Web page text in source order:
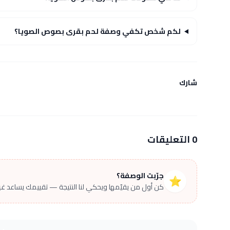
لكم شخص تكفي وصفة لحم بقرى بصوص الصويا؟
شارك
0 التعليقات
⭐ جرّبت الوصفة؟
كن أول من يقيّمها ويحكي لنا النتيجة — تقييمك يساعد